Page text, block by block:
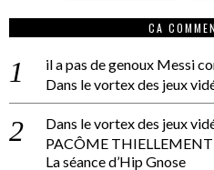
CA
il a pas de genoux Messi
Dans le vortex des jeux
Dans le vortex des jeux
PACÔME THIELLEMENT
La séance d’Hip Gnose